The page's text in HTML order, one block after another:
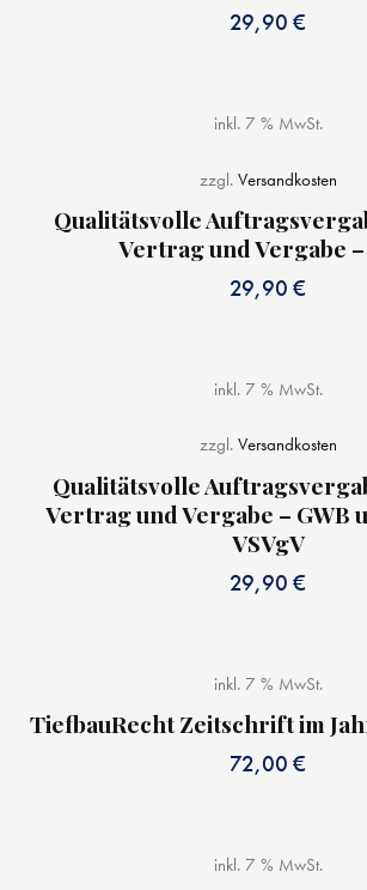
29,90 €
Qualitätsvolle
Vertrag und Vergabe –
29,90 €
inkl. 7 % MwSt.
zzgl. Versandkosten
Qualitätsvolle
Vertrag und Vergabe – GWB
VSVgV
29,90 €
inkl. 7 % MwSt.
zzgl. Versandkosten
TiefbauRecht Zeitschrift im
72,00 €
inkl. 7 % MwSt.
inkl. 7 % MwSt.